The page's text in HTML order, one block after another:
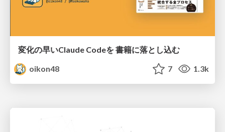
変化の早いClaude Codeを 書籍に落とし込む
oikon48
7 1.3k